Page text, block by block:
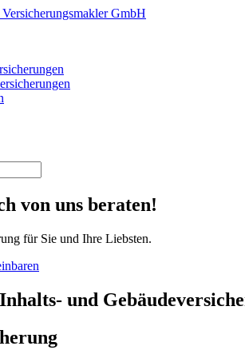
von uns beraten!
für Sie und Ihre Liebsten.
und